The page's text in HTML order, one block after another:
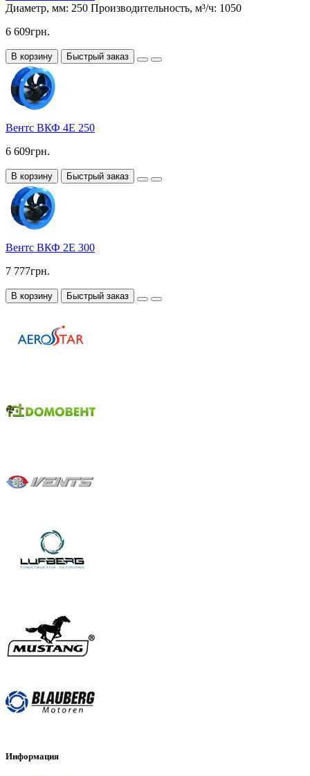
Диаметр, мм: 250 Производительность, м³/ч: 1050
6 609грн.
В корзину Быстрый заказ
Вентс ВКФ 4Е 250
6 609грн.
В корзину Быстрый заказ
Вентс ВКФ 2Е 300
7 777грн.
В корзину Быстрый заказ
Информация